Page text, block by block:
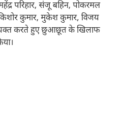
परिहार, संजू बहिन, पोकरमल
कुमार, मुकेश कुमार, विजय
करते हुए छुआछूत के खिलाफ